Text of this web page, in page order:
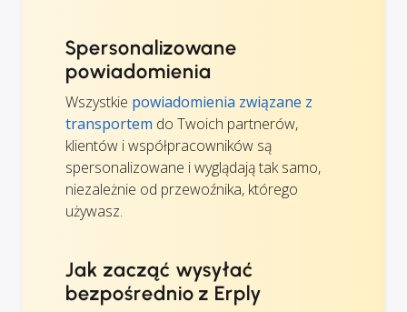
Spersonalizowane
powiadomienia
Wszystkie powiadomienia związane z
transportem do Twoich partnerów,
klientów i współpracowników są
spersonalizowane i wyglądają tak samo,
niezależnie od przewoźnika, którego
używasz.
Jak zacząć wysyłać
bezpośrednio z Erply